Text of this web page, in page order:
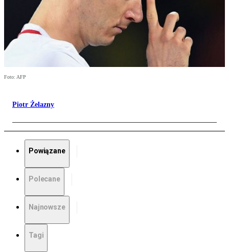
Foto: AFP
Piotr Żelazny
Powiązane
Polecane
Najnowsze
Tagi